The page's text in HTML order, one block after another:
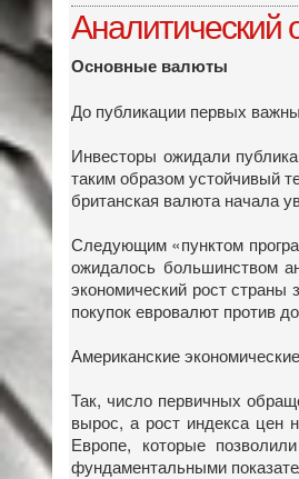
Аналитический
Основные валюты
До публикации первых
Инвесторы ожидали
таким образом устойчивый
британская валюта начала
Следующим «пунктом
ожидалось большинством
экономический рост
покупок евровалют против
Американские
Так, число первичных
вырос, а рост индекса цен
Европе, которые
фундаментальными